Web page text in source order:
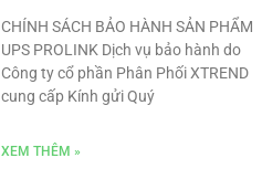
CHÍNH SÁCH BẢO HÀNH SẢN PHẨM
UPS PROLINK Dịch vụ bảo hành do
Công ty cổ phần Phân Phối XTREND
cung cấp Kính gửi Quý
XEM THÊM »